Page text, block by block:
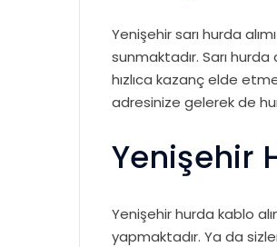
Yenişehir sarı hurda
sunmaktadır. Sarı
hızlıca kazanç elde
adresinize gelerek de
Yenişehir
Yenişehir hurda kablo
yapmaktadır. Ya da